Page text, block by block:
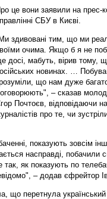
це вони заявили на прес-
СБУ в Києві.
здивовані тим, що ми
очима. Якщо б я не
досі, мабуть, вірив тому,
новинах. …
що нам дуже
– сказав
Почтоєв, відповідаючи
про те, чи
показують зовсім
насправді, побачили
як показують по
– додав єфрейтор
що перетнула український